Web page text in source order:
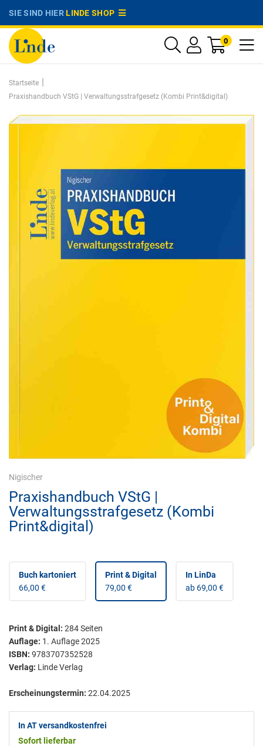
SIE SIND HIERLINDE SHOP
0
Startseite |
Praxishandbuch VStG | Verwaltungsstrafgesetz (Kombi Print&digital)
Nigischer
Praxishandbuch VStG |
Verwaltungsstrafgesetz (Kombi
Print&digital)
Buch kartoniert
66,00 €
Print & Digital
79,00 €
In LinDa
ab 69,00 €
Print & Digital: 284Seiten
Auflage: 1. Auflage 2025
ISBN: 9783707352528
Verlag: Linde Verlag
Erscheinungstermin: 22.04.2025
In AT versandkostenfrei
Sofort lieferbar